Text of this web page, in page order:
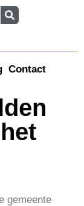
Contact
gemeente